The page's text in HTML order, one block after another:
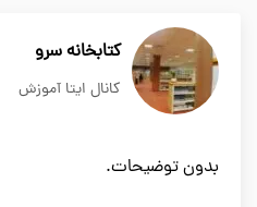
کتابخانه سرو
کانال ایتا آموزش
بدون توضیحات.